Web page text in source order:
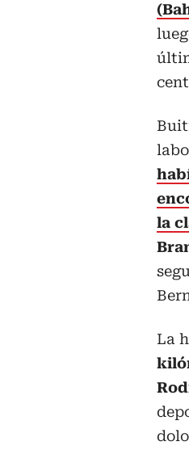
la
La